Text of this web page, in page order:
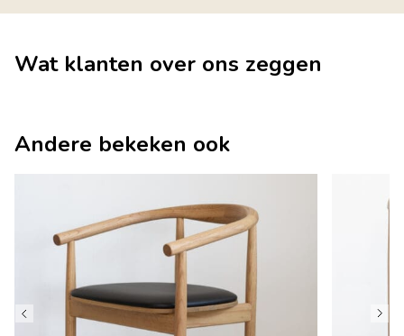
Wat klanten over ons zeggen
Andere bekeken ook